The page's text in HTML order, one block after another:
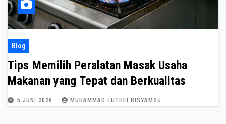
Blog
Tips Memilih Peralatan Masak Usaha
Makanan yang Tepat dan Berkualitas
5 JUNI 2026 MUHAMMAD LUTHFI RISYAMSU